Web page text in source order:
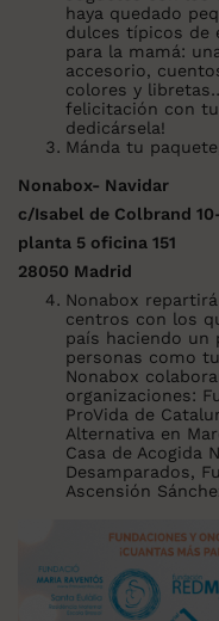
haya quedado
dulces típicos de
para la mamá:
accesorio,
colores y
felicitación con
dedicársela!
Mánda tu
Nonabox- Navidar
c/Isabel de Colbrand
planta 5 oficina 151
28050 Madrid
Nonabox
centros con los
país haciendo un
personas como
Nonabox
organizaciones:
ProVida de
Alternativa en
Casa de Acogida
Desamparados,
Ascensión